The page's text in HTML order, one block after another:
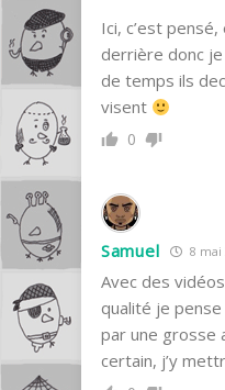
Ici, c’est
derrière donc
de temps ils
visent
0
Samuel 8 mai
Avec des
qualité je
par une grosse
certain, j’y